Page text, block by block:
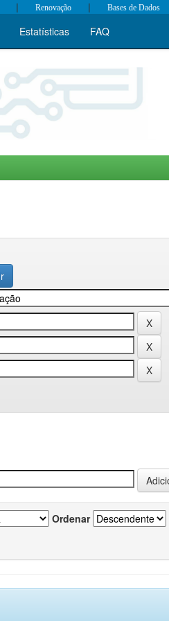
| Renovação | Bases de Dados
Estatísticas FAQ
Ordenar